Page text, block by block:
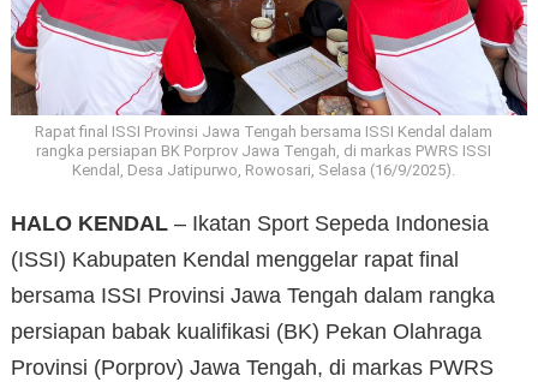
Rapat final ISSI Provinsi Jawa Tengah bersama ISSI Kendal dalam
rangka persiapan BK Porprov Jawa Tengah, di markas PWRS ISSI
Kendal, Desa Jatipurwo, Rowosari, Selasa (16/9/2025).
HALO KENDAL – Ikatan Sport Sepeda Indonesia
(ISSI) Kabupaten Kendal menggelar rapat final
bersama ISSI Provinsi Jawa Tengah dalam rangka
persiapan babak kualifikasi (BK) Pekan Olahraga
Provinsi (Porprov) Jawa Tengah, di markas PWRS